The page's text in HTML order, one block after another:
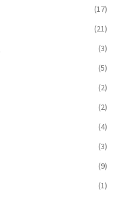
(17)
(21)
(3)
(5)
(2)
(2)
(4)
(3)
(9)
(1)